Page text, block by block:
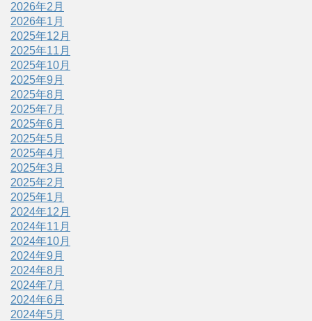
2026年2月
2026年1月
2025年12月
2025年11月
2025年10月
2025年9月
2025年8月
2025年7月
2025年6月
2025年5月
2025年4月
2025年3月
2025年2月
2025年1月
2024年12月
2024年11月
2024年10月
2024年9月
2024年8月
2024年7月
2024年6月
2024年5月